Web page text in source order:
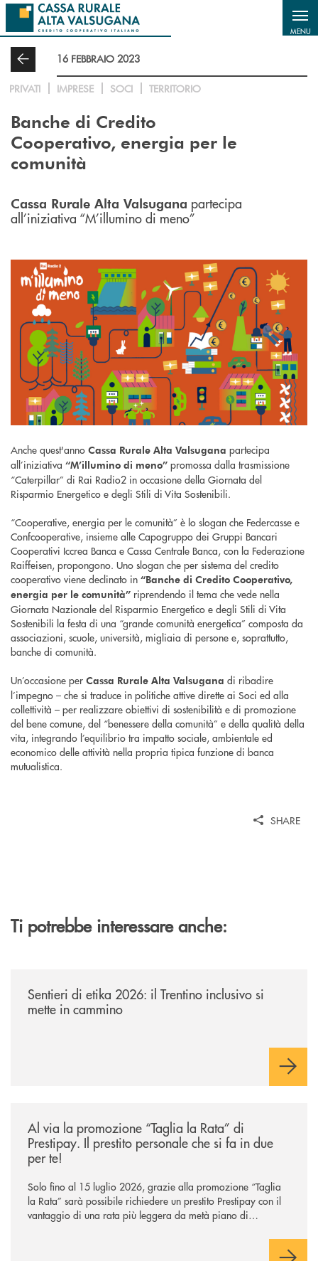
Salta al contenuto principale
MENU
16 FEBBRAIO 2023
PRIVATI IMPRESE SOCI TERRITORIO
Banche di Credito
Cooperativo, energia per le
comunità
Cassa Rurale Alta Valsugana partecipa
all’iniziativa “M’illumino di meno”
Anche quest'anno Cassa Rurale Alta Valsugana partecipa
all’iniziativa “M’illumino di meno” promossa dalla trasmissione
“Caterpillar” di Rai Radio2 in occasione della Giornata del
Risparmio Energetico e degli Stili di Vita Sostenibili.
“Cooperative, energia per le comunità” è lo slogan che Federcasse e
Confcooperative, insieme alle Capogruppo dei Gruppi Bancari
Cooperativi Iccrea Banca e Cassa Centrale Banca, con la Federazione
Raiffeisen, propongono. Uno slogan che per sistema del credito
cooperativo viene declinato in “Banche di Credito Cooperativo,
energia per le comunità” riprendendo il tema che vede nella
Giornata Nazionale del Risparmio Energetico e degli Stili di Vita
Sostenibili la festa di una “grande comunità energetica” composta da
associazioni, scuole, università, migliaia di persone e, soprattutto,
banche di comunità.
Un’occasione per Cassa Rurale Alta Valsugana di ribadire
l’impegno – che si traduce in politiche attive dirette ai Soci ed alla
collettività – per realizzare obiettivi di sostenibilità e di promozione
del bene comune, del “benessere della comunità” e della qualità della
vita, integrando l’equilibrio tra impatto sociale, ambientale ed
economico delle attività nella propria tipica funzione di banca
mutualistica.
SHARE
Ti potrebbe interessare anche:
Sentieri di etika 2026: il Trentino inclusivo si
mette in cammino
Al via la promozione “Taglia la Rata” di
Prestipay. Il prestito personale che si fa in due
per te!
Solo fino al 15 luglio 2026, grazie alla promozione “Taglia
la Rata” sarà possibile richiedere un prestito Prestipay con il
vantaggio di una rata più leggera da metà piano di